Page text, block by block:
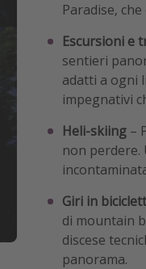
Paradise,
Escursioni e
sentieri
adatti a ogni
impegnativi
Heli-skiing –
non perdere.
Giri in
di mountain
discese
panorama.